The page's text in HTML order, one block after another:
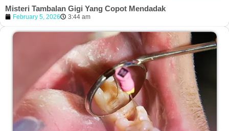
Misteri Tambalan Gigi Yang Copot Mendadak
February 5, 2026 3:44 am